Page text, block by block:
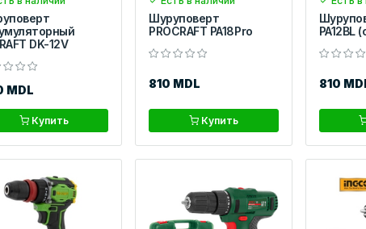
DK-12V
MDL
Купить
Шуруповерт
PROCRAFT PA18Pro
810 MDL
Купить
PA12BL
810